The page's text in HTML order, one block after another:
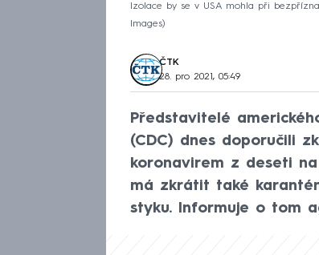
Izolace by se v USA mohla při
Images
ČTK
28. pro 2021, 05:49
Představitelé
(CDC) dnes doporučili
koronavirem z deseti
má zkrátit také
styku. Informuje o tom